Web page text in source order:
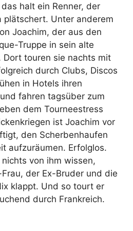
halt ein Renner, der
plätschert. Unter anderem
Joachim, der aus den
Truppe in sein alte
Dort touren sie nachts mit
durch Clubs, Discos
in Hotels ihren
fahren tagsüber zum
dem Tourneestress
ist Joachim vor
den Scherbenhaufen
aufzuräumen. Erfolglos.
von ihm wissen,
der Ex-Bruder und die
klappt. Und so tourt er
durch Frankreich.